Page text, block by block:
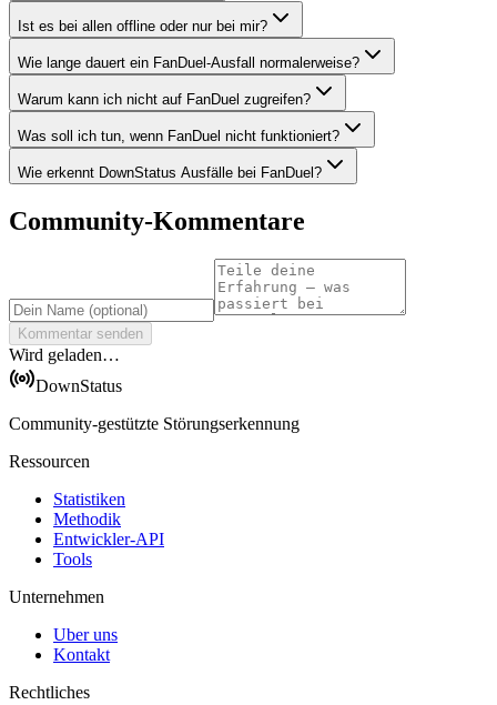
Ist es bei allen offline oder nur bei mir?
Wie lange dauert ein FanDuel-Ausfall normalerweise?
Warum kann ich nicht auf FanDuel zugreifen?
Was soll ich tun, wenn FanDuel nicht funktioniert?
Wie erkennt DownStatus Ausfälle bei FanDuel?
Community-Kommentare
Kommentar senden
Wird geladen…
DownStatus
Community-gestützte Störungserkennung
Ressourcen
Statistiken
Methodik
Entwickler-API
Tools
Unternehmen
Uber uns
Kontakt
Rechtliches